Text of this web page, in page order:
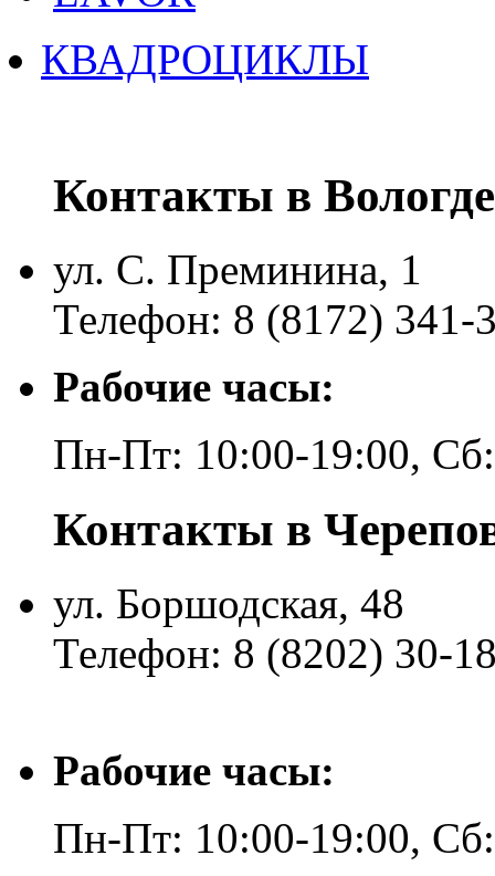
КВАДРОЦИКЛЫ
Контакты в Вологде
ул. С. Преминина, 1
Телефон: 8 (8172) 341-
Рабочие часы:
Пн-Пт: 10:00-19:00,
Контакты в
ул. Боршодская, 48
Телефон: 8 (8202) 30-
Рабочие часы:
Пн-Пт: 10:00-19:00,